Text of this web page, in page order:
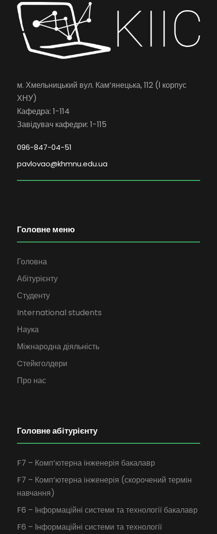
м. Хмельницький вул. Кам’янецька, 112 (І корпус
ХНУ)
Кафедра: 1-114
Завідувач кафедри: 1-115
096-847-04-51
pavlovao@khmnu.edu.ua
Головне меню
Головна
Абітурієнту
Студенту
International students
Наука
Міжнародна діяльність
Cтейкголдери
Про нас
Головне абітурієнту
F7 – Комп’ютерна інженерія бакалавр
F7 – Комп’ютерна інженерія (скорочений термін
навчання)
F6 – Інформаційні системи та технології бакалавр
F6 – Інформаційні системи та технології